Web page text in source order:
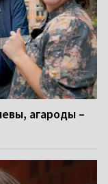
агароды –